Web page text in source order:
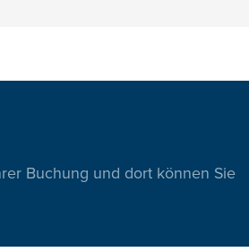
Buchung und dort können Sie